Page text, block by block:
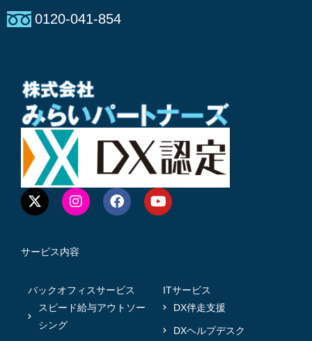
0120-041-854
サービス内容
バックオフィスサービス
スピード給与アウトソー
シング
ITサービス
DX伴走支援
DXヘルプデスク